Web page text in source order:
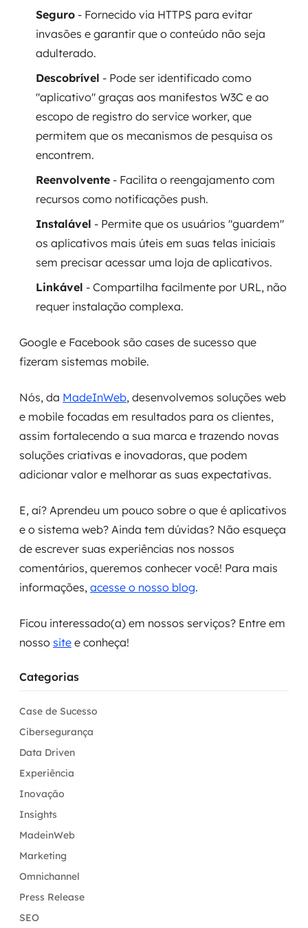
Seguro - Fornecido via HTTPS para evitar
invasões e garantir que o conteúdo não seja
adulterado.
Descobrível - Pode ser identificado como
"aplicativo" graças aos manifestos W3C e ao
escopo de registro do service worker, que
permitem que os mecanismos de pesquisa os
encontrem.
Reenvolvente - Facilita o reengajamento com
recursos como notificações push.
Instalável - Permite que os usuários "guardem"
os aplicativos mais úteis em suas telas iniciais
sem precisar acessar uma loja de aplicativos.
Linkável - Compartilha facilmente por URL, não
requer instalação complexa.
Google e Facebook são cases de sucesso que
fizeram sistemas mobile.
Nós, da MadeInWeb, desenvolvemos soluções web
e mobile focadas em resultados para os clientes,
assim fortalecendo a sua marca e trazendo novas
soluções criativas e inovadoras, que podem
adicionar valor e melhorar as suas expectativas.
E, aí? Aprendeu um pouco sobre o que é aplicativos
e o sistema web? Ainda tem dúvidas? Não esqueça
de escrever suas experiências nos nossos
comentários, queremos conhecer você! Para mais
informações, acesse o nosso blog.
Ficou interessado(a) em nossos serviços? Entre em
nosso site e conheça!
Categorias
Case de Sucesso
Cibersegurança
Data Driven
Experiência
Inovação
Insights
MadeinWeb
Marketing
Omnichannel
Press Release
SEO